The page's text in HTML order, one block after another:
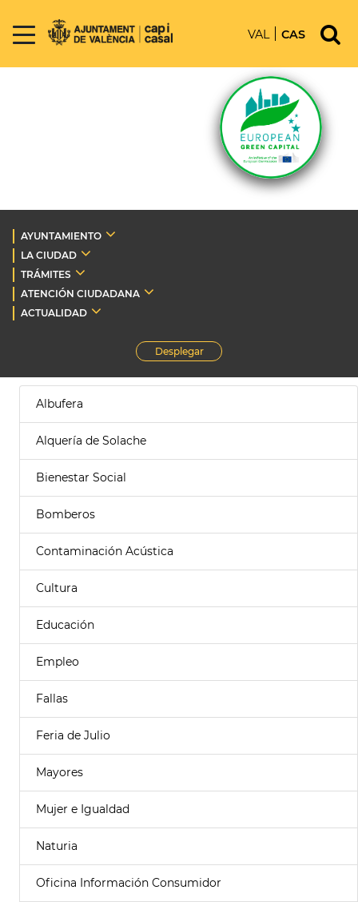
VAL CAS
AYUNTAMIENTO
LA CIUDAD
TRÁMITES
ATENCIÓN CIUDADANA
ACTUALIDAD
Desplegar
Albufera
Alquería de Solache
Bienestar Social
Bomberos
Contaminación Acústica
Cultura
Educación
Empleo
Fallas
Feria de Julio
Mayores
Mujer e Igualdad
Naturia
Oficina Información Consumidor